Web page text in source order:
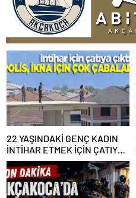
22 YAŞINDAKİ GENÇ KADIN
İNTİHAR ETMEK İÇİN ÇATIYA
ÇIKTI